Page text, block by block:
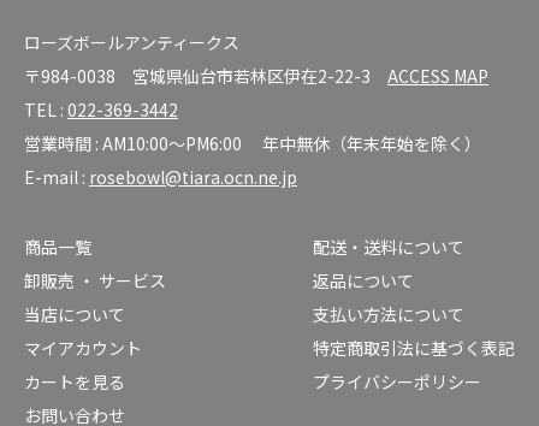
ローズボールアンティークス
〒984-0038 宮城県仙台市若林区伊在2-22-3 ACCESS MAP
TEL : 022-369-3442
営業時間 : AM10:00～PM6:00 年中無休（年末年始を除く）
E-mail : rosebowl@tiara.ocn.ne.jp
商品一覧
卸販売 ・ サービス
当店について
マイアカウント
カートを見る
お問い合わせ
配送・送料について
返品について
支払い方法について
特定商取引法に基づく表記
プライバシーポリシー